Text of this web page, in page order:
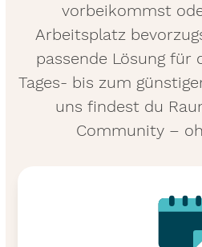
vorbeikommst
Arbeitsplatz
passende Lösung für
Tages- bis zum
uns findest du
Community –